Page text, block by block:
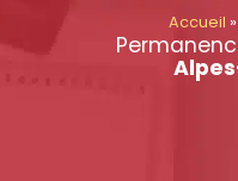
Accueil »